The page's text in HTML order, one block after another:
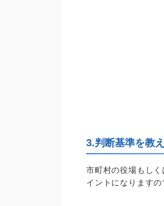
3.判断基準を教
市町村の役場もし
イントになりますの